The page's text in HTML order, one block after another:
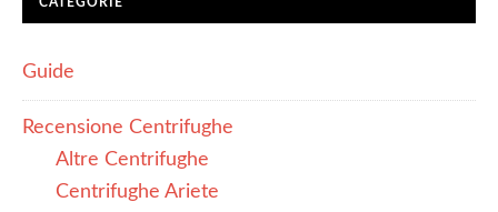
Guide
Recensione Centrifughe
Altre Centrifughe
Centrifughe Ariete